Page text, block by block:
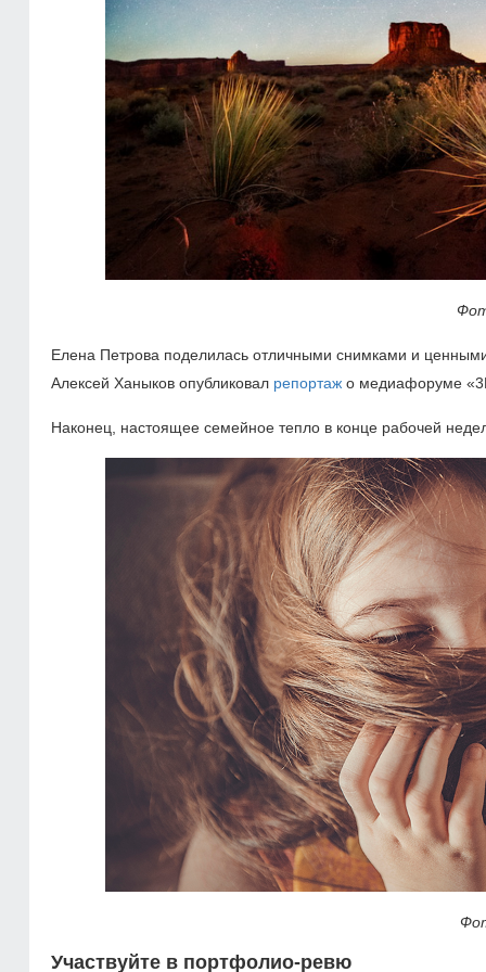
Елена Петрова поделилась отличными снимками и
Алексей Ханыков опубликовал репортаж о медиафоруме
Наконец, настоящее семейное тепло в конце рабочей
Участвуйте в портфолио-ревю